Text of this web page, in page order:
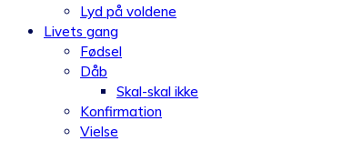
Lyd på voldene
Livets gang
Fødsel
Dåb
Skal-skal ikke
Konfirmation
Vielse